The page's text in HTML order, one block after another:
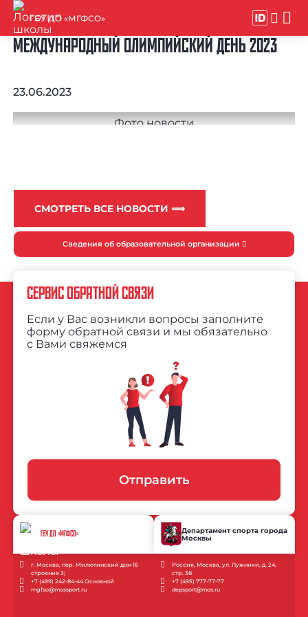
ГБУ ДО «МГФСО»
МЕЖДУНАРОДНЫЙ ОЛИМПИЙСКИЙ ДЕНЬ 2023
23.06.2023
СМОТРЕТЬ ВСЕ НОВОСТИ ⟹
Сведения об образовательной организации
СЕРВИС ОБРАТНОЙ СВЯЗИ
Если у Вас возникли вопросы заполните
форму обратной связи и мы обязательно
с Вами свяжемся
Отправить
ГБУ ДО «МГФСО»
г. Москва, пер. Милютинский дом 16
строение 3;
+7 (499) 242-84-44 Основной
mgfso@mossport.ru
Департамент спорта города
Москвы
Россия, Москва, ул. Лужники, д. 24,
стр. 38
+7 (495) 777-77-77
depsport@mos.ru